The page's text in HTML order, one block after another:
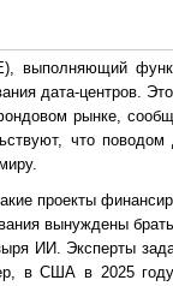
выполняющий
дата-центров.
рынке,
что
проекты
вынуждены
ИИ. Эксперты
в США в 2025 году